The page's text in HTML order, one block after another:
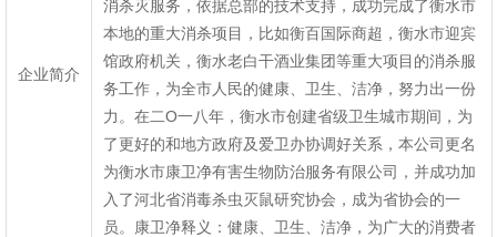
企业简介
消杀灭服务，依据总部的技术支持，成功完成了衡水市
本地的重大消杀项目，比如衡百国际商超，衡水市迎宾
馆政府机关，衡水老白干酒业集团等重大项目的消杀服
务工作，为全市人民的健康、卫生、洁净，努力出一份
力。在二O一八年，衡水市创建省级卫生城市期间，为
了更好的和地方政府及爱卫办协调好关系，本公司更名
为衡水市康卫净有害生物防治服务有限公司，并成功加
入了河北省消毒杀虫灭鼠研究协会，成为省协会的一
员。康卫净释义：健康、卫生、洁净，为广大的消费者